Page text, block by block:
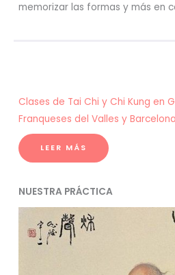
memorizar las formas y más en
Clases de Tai Chi y Chi Kung en
Franqueses del Valles y
LEER MÁS
NUESTRA PRÁCTICA